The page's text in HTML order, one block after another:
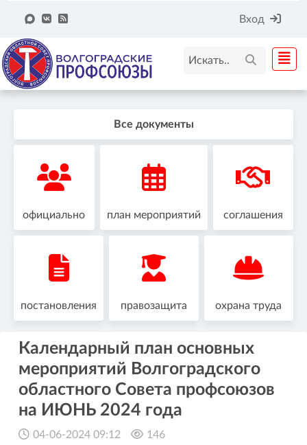
Вход
Все документы
официально план мероприятий соглашения
постановления правозащита охрана труда
Календарный план основных
мероприятий Волгоградского
областного Совета профсоюзов
на ИЮНЬ 2024 года
04-06-2024 09:12 146